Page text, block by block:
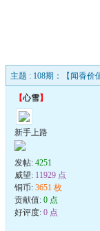
主题 : 108期：【闻香价
【心雪】
新手上路
发帖: 4251
威望: 11929 点
铜币: 3651 枚
贡献值: 0 点
好评度: 0 点